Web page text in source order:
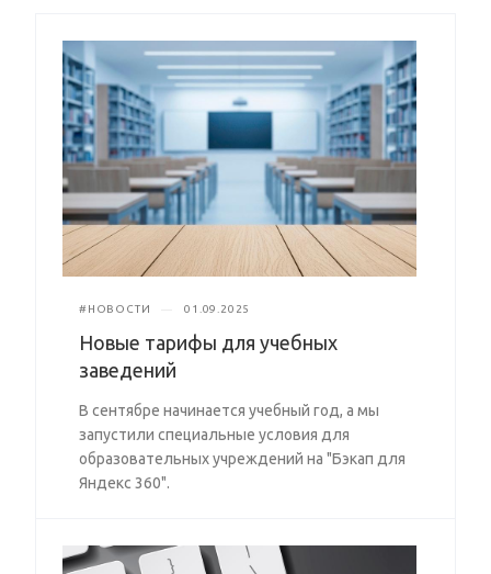
#НОВОСТИ 01.09.2025
Новые тарифы для учебных
заведений
В сентябре начинается учебный год, а мы
запустили специальные условия для
образовательных учреждений на "Бэкап для
Яндекс 360".